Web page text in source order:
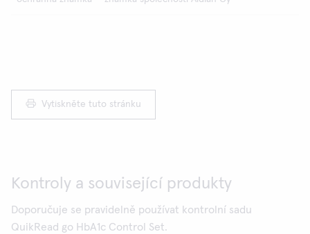
Vytiskněte tuto stránku
Kontroly a související produkty
Doporučuje se pravidelně používat kontrolní sadu
QuikRead go HbA1c Control Set.